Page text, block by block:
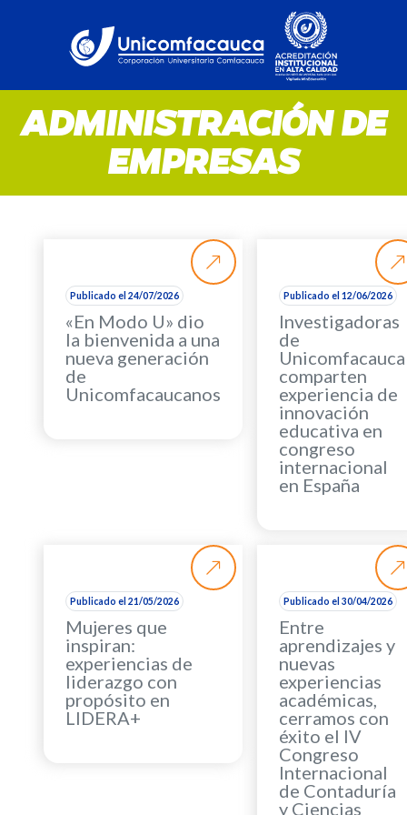
ADMINISTRACIÓN DE
EMPRESAS
Publicado el 24/07/2026
«En Modo U» dio
la bienvenida a una
nueva generación
de
Unicomfacaucanos
Publicado el 12/06/2026
Investigadoras
de
Unicomfacauca
comparten
experiencia de
innovación
educativa en
congreso
internacional
en España
Publicado el 21/05/2026
Mujeres que
inspiran:
experiencias de
liderazgo con
propósito en
LIDERA+
Publicado el 30/04/2026
Entre
aprendizajes y
nuevas
experiencias
académicas,
cerramos con
éxito el IV
Congreso
Internacional
de Contaduría
y Ciencias